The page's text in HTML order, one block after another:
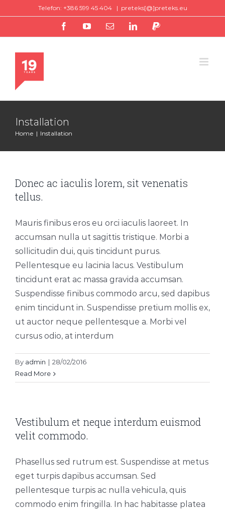
content
Telefon: +386 599 45 404 | preteks[@]preteks.eu
facebookyoutubeEmail linkedinpaypal
Installation
Home | Installation
Donec ac iaculis lorem, sit venenatis
tellus.
Mauris finibus eros eu orci iaculis laoreet. In
accumsan nulla ut sagittis tristique. Morbi a
sollicitudin dui, quis tincidunt purus.
Pellentesque eu lacinia lacus. Vestibulum
tincidunt erat ac massa gravida accumsan.
Suspendisse finibus commodo arcu, sed dapibus
enim tincidunt in. Suspendisse pretium mollis ex,
ut auctor neque pellentesque a. Morbi vel
cursus odio, at interdum
By admin | 28/02/2016
Read More
Vestibulum et neque interdum euismod
velit commodo.
Phasellus sed rutrum est. Suspendisse at metus
eget turpis dapibus accumsan. Sed
pellentesque turpis ac nulla vehicula, quis
commodo enim fringilla. In hac habitasse platea